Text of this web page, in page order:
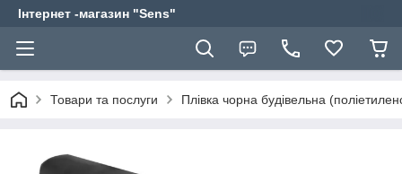
Інтернет -магазин "Sens"
Товари та послуги Плівка чорна будівельна